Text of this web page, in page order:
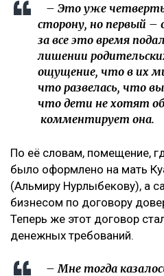
– Это уже
сторону, но первый –
за все это время
лишении
ощущение, что в их
что развелась, что
что дети не хотят
комментирует она.
По её словам, помещение,
было оформлено на мать
(Альмиру Нурлыбекову), а
бизнесом по договору
Теперь же этот договор
денежных требований.
– Мне тогда